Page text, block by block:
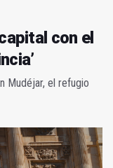
con el
Mudéjar, el refugio